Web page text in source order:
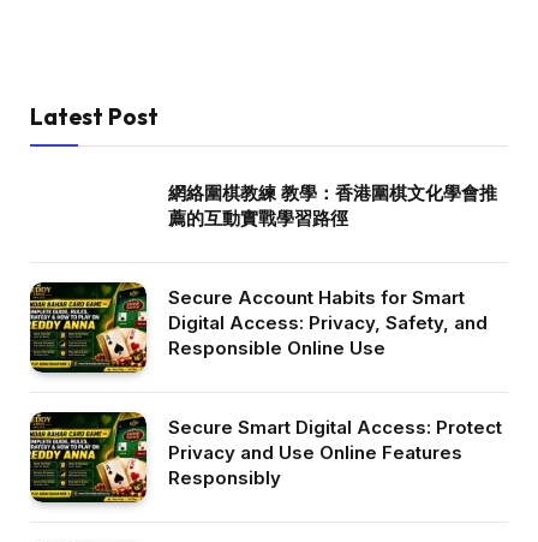
Latest Post
網絡圍棋教練 教學：香港圍棋文化學會推
薦的互動實戰學習路徑
Secure Account Habits for Smart
Digital Access: Privacy, Safety, and
Responsible Online Use
Secure Smart Digital Access: Protect
Privacy and Use Online Features
Responsibly